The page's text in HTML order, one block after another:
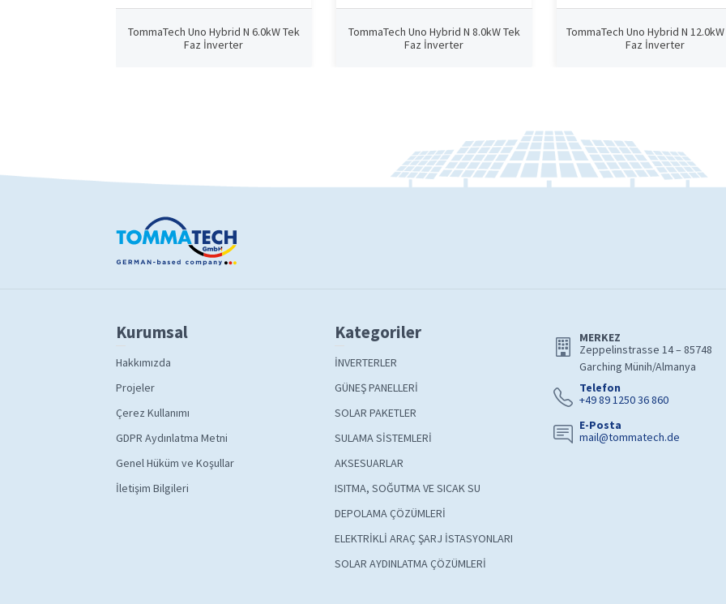
TommaTech Uno Hybrid N 6.0kW Tek
Faz İnverter
TommaTech Uno Hybrid N 8.0kW Tek
Faz İnverter
TommaTech Uno Hybrid N
Faz İnverter
Kurumsal
Hakkımızda
Projeler
Çerez Kullanımı
GDPR Aydınlatma Metni
Genel Hüküm ve Koşullar
İletişim Bilgileri
Kategoriler
İNVERTERLER
GÜNEŞ PANELLERİ
SOLAR PAKETLER
SULAMA SİSTEMLERİ
AKSESUARLAR
ISITMA, SOĞUTMA VE SICAK SU
DEPOLAMA ÇÖZÜMLERİ
ELEKTRİKLİ ARAÇ ŞARJ İSTASYONLARI
SOLAR AYDINLATMA ÇÖZÜMLERİ
MERKEZ
Zeppelinstrasse 14 – 85748
Garching Münih/Almanya
Telefon
+49 89 1250 36 860
E-Posta
mail@tommatech.de